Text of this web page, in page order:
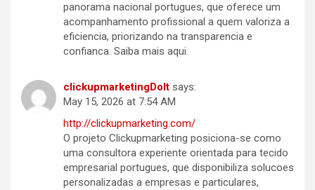
panorama nacional portugues, que oferece um
acompanhamento profissional a quem valoriza a
eficiencia, priorizando na transparencia e
confianca. Saiba mais aqui.
clickupmarketingDoIt says:
May 15, 2026 at 7:54 AM
http://clickupmarketing.com/
O projeto Clickupmarketing posiciona-se como
uma consultora experiente orientada para tecido
empresarial portugues, que disponibiliza solucoes
personalizadas a empresas e particulares,